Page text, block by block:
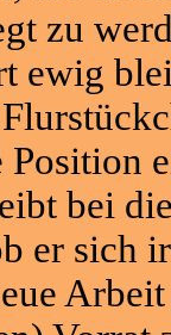
zu
ewig
Position
bei
ersich